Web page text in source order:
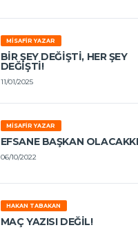
MISAFIR YAZAR
BIR ŞEY DEĞIŞTI, HER ŞEY
DEĞIŞTI!
11/01/2025
MISAFIR YAZAR
EFSANE BAŞKAN
06/10/2022
HAKAN TABAKAN
MAÇ YAZISI DEĞİL!